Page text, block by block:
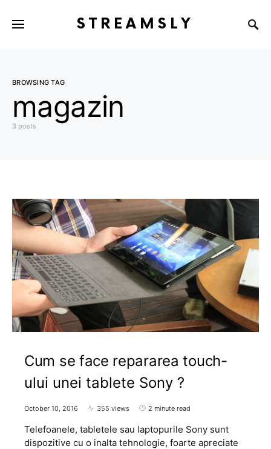
STREAMSLY
BROWSING TAG
magazin
3 posts
Cum se face repararea touch-
ului unei tablete Sony ?
October 10, 2016 355 views 2 minute read
Telefoanele, tabletele sau laptopurile Sony sunt
dispozitive cu o inalta tehnologie, foarte apreciate